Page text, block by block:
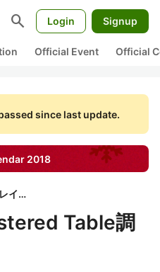
search Login Signup
Official Event Official
since last update.
2018
株式会社プレイド
Table調